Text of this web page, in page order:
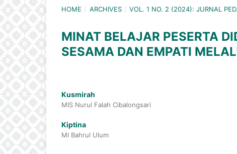
HOME / ARCHIVES / VOL. 1 NO. 2 (2024): JURNAL
MINAT BELAJAR PESERTA
SESAMA DAN EMPATI
Kusmirah
MIS Nurul Falah Cibalongsari
Kiptina
MI Bahrul Ulum